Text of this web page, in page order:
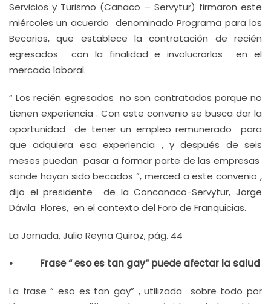
Servicios y Turismo (Canaco – Servytur) firmaron este
miércoles un acuerdo denominado Programa para los
Becarios, que establece la contratación de recién
egresados con la finalidad e involucrarlos en el
mercado laboral.
“ Los recién egresados no son contratados porque no
tienen experiencia . Con este convenio se busca dar la
oportunidad de tener un empleo remunerado para
que adquiera esa experiencia , y después de seis
meses puedan pasar a formar parte de las empresas
sonde hayan sido becados ”, merced a este convenio ,
dijo el presidente de la Concanaco-Servytur, Jorge
Dávila Flores, en el contexto del Foro de Franquicias.
La Jornada, Julio Reyna Quiroz, pág. 44
• Frase “ eso es tan gay” puede afectar la salud
La frase “ eso es tan gay” , utilizada sobre todo por